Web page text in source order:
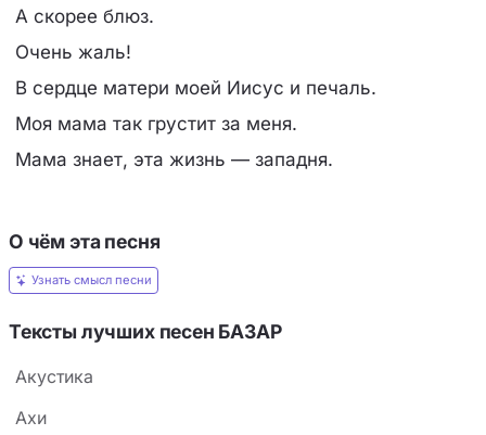
А скорее блюз.
Очень жаль!
В сердце матери моей Иисус и печаль.
Моя мама так грустит за меня.
Мама знает, эта жизнь — западня.
О чём эта песня
Узнать смысл песни
Тексты лучших песен БАЗАР
Акустика
Ахи